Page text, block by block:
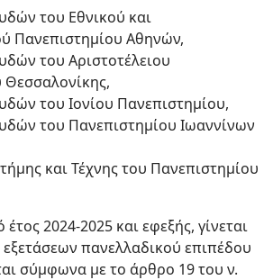
του Εθνικού και
Πανεπιστημίου Αθηνών,
του Αριστοτέλειου
Θεσσαλονίκης,
του Ιονίου Πανεπιστημίου,
του Πανεπιστημίου Ιωαννίνων
και Τέχνης του Πανεπιστημίου
2024-2025 και εφεξής, γίνεται
πανελλαδικού επιπέδου
σύμφωνα με το άρθρο 19 του ν.